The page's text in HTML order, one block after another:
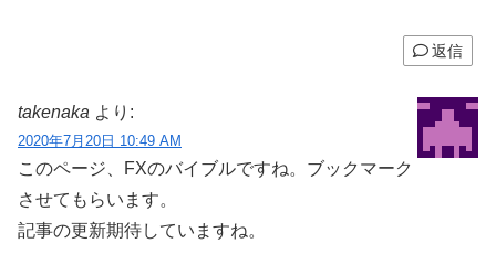
返信
takenaka より:
2020年7月20日 10:49 AM
このページ、FXのバイブルですね。ブックマーク
させてもらいます。
記事の更新期待していますね。